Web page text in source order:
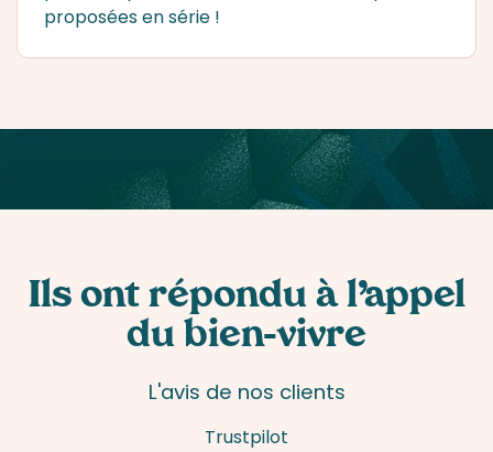
proposées en série !
Ils ont répondu à l’appel
du bien-vivre
L'avis de nos clients
Trustpilot